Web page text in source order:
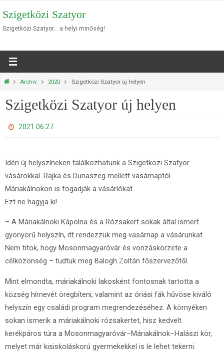
Szigetközi Szatyor
Szigetközi Szatyor… a helyi minőség!
Otthon
Archív 2020 Szigetközi Szatyor új helyen
Szigetközi Szatyor új helyen
2021.06.27.
Idén új helyszíneken találkozhatunk a Szigetközi Szatyor
vásárokkal. Rajka és Dunaszeg mellett vasárnaptól
Máriakálnokon is fogadják a vásárlókat.
Ezt ne hagyja ki!
– A Máriakálnoki Kápolna és a Rózsakert sokak által ismert
gyönyörű helyszín, itt rendezzük meg vasárnap a vásárunkat.
Nem titok, hogy Mosonmagyaróvár és vonzáskörzete a
célközönség – tudtuk meg Balogh Zoltán főszervezőtől.
Mint elmondta, máriakálnoki lakosként fontosnak tartotta a
község hírnevét öregbíteni, valamint az óriási fák hűvöse kiváló
helyszín egy családi program megrendezéséhez. A környéken
sokan ismerik a máriakálnoki rózsakertet, hisz kedvelt
kerékpáros túra a Mosonmagyaróvár–Máriakálnok–Halászi kör,
melyet már kisiskoláskorú gyermekekkel is le lehet tekerni.